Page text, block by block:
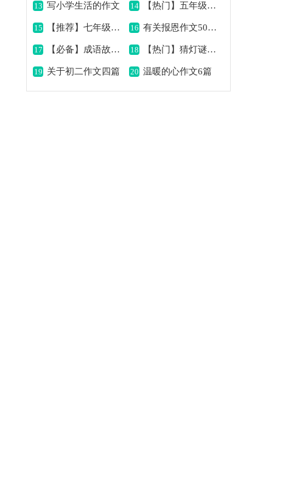
13 写小学生活的作文 14 【热门】五年级作文锦集十篇
15 【推荐】七年级的作文500字汇编六篇 16 有关报恩作文500字合集8篇
17 【必备】成语故事作文汇编六篇 18 【热门】猜灯谜作文四篇
19 关于初二作文四篇 20 温暖的心作文6篇